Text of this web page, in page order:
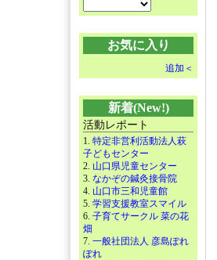
お気に入り
追加＜
新着(New!)
活動レポート
1. 特定非営利活動法人萩
子どもセンター
2. 山口県児童センター
3. なかぞの鍼灸接骨院
4. 山口市三和児童館
5. 学習支援教室スマイル
6. 子育てサークル 菜の花
畑
7. 一般社団法人 彦島ぽれ
ぽれ